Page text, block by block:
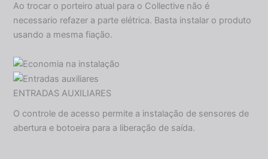
Ao trocar o porteiro atual para o Collective não é
necessario refazer a parte elétrica. Basta instalar o produto
usando a mesma fiação.
ENTRADAS AUXILIARES
O controle de acesso permite a instalação de sensores de
abertura e botoeira para a liberação de saída.